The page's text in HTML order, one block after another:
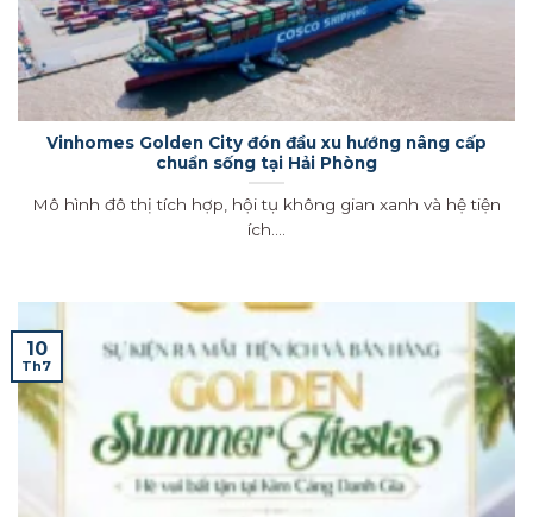
Vinhomes Golden City đón đầu xu hướng nâng cấp
chuẩn sống tại Hải Phòng
Mô hình đô thị tích hợp, hội tụ không gian xanh và hệ tiện
ích....
10
Th7